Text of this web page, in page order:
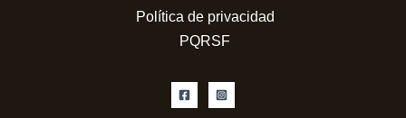
Política de privacidad
PQRSF